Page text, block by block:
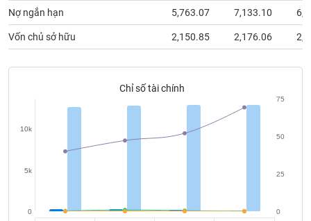
Nợ ngắn hạn 5,763.07 7,133.10
Vốn chủ sở hữu 2,150.85 2,176.06
Chỉ số tài chính
0
5k
10k
0
25
50
75
thông
tài
chính
tài